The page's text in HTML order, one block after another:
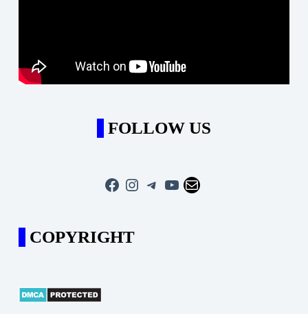
FOLLOW US
Facebook
Instagram
Telegram
YouTube
Mail
COPYRIGHT